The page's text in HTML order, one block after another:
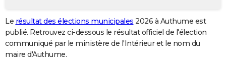
GUIDES D'ACHAT
BONS PLANS
Le résultat des élections municipales 2026 à Authume est
publié. Retrouvez ci-dessous le résultat officiel de l'élection
communiqué par le ministère de l'Intérieur et le nom du
maire d'Authume.